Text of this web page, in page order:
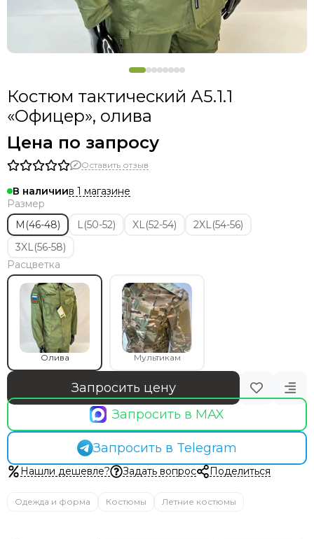
Костюм тактический А5.1.1
«Офицер», олива
Цена по запросу
Оставить отзыв
В наличиив 1 магазине
Размер
M(46-48)
L(50-52) XL(52-54)
2XL(54-56)
3XL(56-58)
Расцветка
Олива Мультикам
Запросить цену
Запросить в MAX
Запросить в Telegram
Нашли дешевле? Задать вопрос Поделиться
Одежда и форма Костюмы Летние костюмы